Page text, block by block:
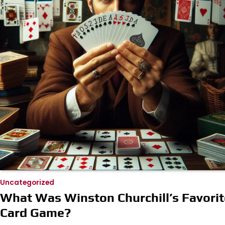
Uncategorized
What Was Winston Churchill’s
Card Game?